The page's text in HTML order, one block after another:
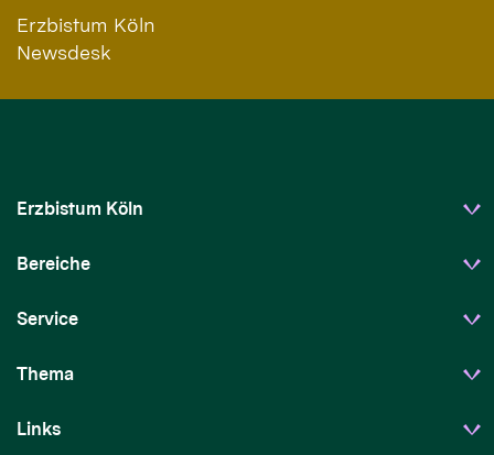
Erzbistum Köln
Newsdesk
Erzbistum Köln
Bereiche
Service
Thema
Links